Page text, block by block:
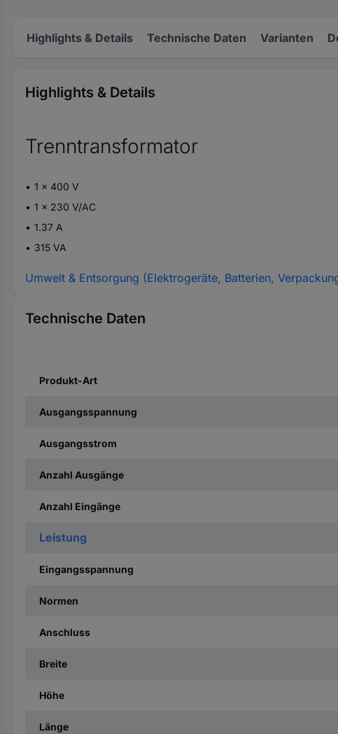
Highlights & Details Technische Daten Varianten
Highlights & Details
Trenntransformator
1 x 400 V
1 x 230 V/AC
1.37 A
315 VA
Umwelt & Entsorgung (Elektrogeräte, Batterien,
Technische Daten
Produkt-Art
Ausgangsspannung
Ausgangsstrom
Anzahl Ausgänge
Anzahl Eingänge
Leistung
Eingangsspannung
Normen
Anschluss
Breite
Höhe
Länge